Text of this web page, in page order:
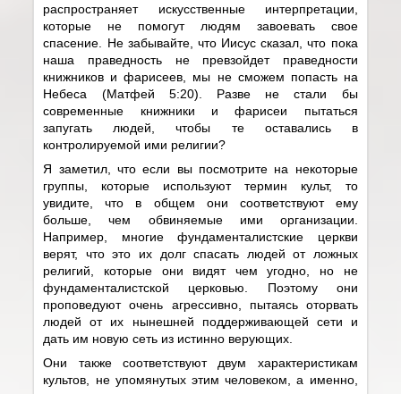
распространяет искусственные интерпретации,
которые не помогут людям завоевать свое
спасение. Не забывайте, что Иисус сказал, что пока
наша праведность не превзойдет праведности
книжников и фарисеев, мы не сможем попасть на
Небеса (Матфей 5:20). Разве не стали бы
современные книжники и фарисеи пытаться
запугать людей, чтобы те оставались в
контролируемой ими религии?
Я заметил, что если вы посмотрите на некоторые
группы, которые используют термин культ, то
увидите, что в общем они соответствуют ему
больше, чем обвиняемые ими организации.
Например, многие фундаменталистские церкви
верят, что это их долг спасать людей от ложных
религий, которые они видят чем угодно, но не
фундаменталистской церковью. Поэтому они
проповедуют очень агрессивно, пытаясь оторвать
людей от их нынешней поддерживающей сети и
дать им новую сеть из истинно верующих.
Они также соответствуют двум характеристикам
культов, не упомянутых этим человеком, а именно,